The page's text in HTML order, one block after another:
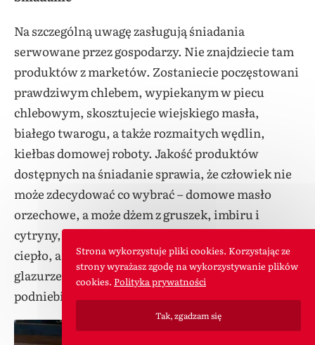
Na szczególną uwagę zasługują śniadania
serwowane przez gospodarzy. Nie znajdziecie tam
produktów z marketów. Zostaniecie poczęstowani
prawdziwym chlebem, wypiekanym w piecu
chlebowym, skosztujecie wiejskiego masła,
białego twarogu, a także rozmaitych wędlin,
kiełbas domowej roboty. Jakość produktów
dostępnych na śniadanie sprawia, że człowiek nie
może zdecydować co wybrać – domowe masło
orzechowe, a może dżem z gruszek, imbiru i
cytryny, czy śledziki. Codziennie coś innego na
ciepło, a to jajecznica, to kiełbasa w miodowej
glazurze lub racuchy bananowe. Istny raj dla
podniebienia.
Strona wykorzystuje pliki cookies. Korzystając ze
strony wyrażasz zgodę na wykorzystywanie plików
cookies. Polityka prywatności
Tak, zgadzam się